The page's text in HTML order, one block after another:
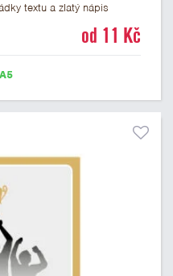
textu a zlatý nápis
pro většinu událostí, ke
od 11 Kč
A5